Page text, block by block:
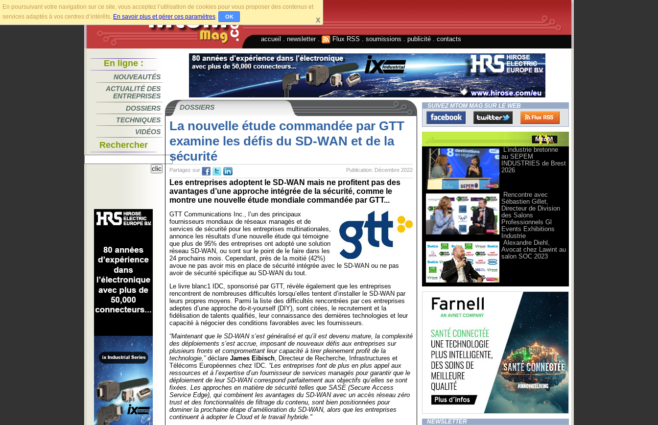
En poursuivant votre navigation sur ce site, vous acceptez l’utilisation de cookies pour vous proposer des contenus et
services adaptés à vos centres d’intérêts. En savoir plus et gérer ces paramètres. OK X
accueil newsletter. Flux RSS soumissions publicité contacts
En ligne :
NOUVEAUTÉS
ACTUALITÉ DES
ENTREPRISES
DOSSIERS
TECHNIQUES
VIDÉOS
Rechercher
DOSSIERS
La nouvelle étude commandée par GTT
examine les défis du SD-WAN et de la
sécurité
Publication: Décembre 2022
Partagez sur
Les entreprises adoptent le SD-WAN mais ne profitent pas des
avantages d’une approche intégrée de la sécurité, comme le
montre une nouvelle étude mondiale commandée par GTT...
GTT Communications Inc., l’un des principaux
fournisseurs mondiaux de réseaux managés et de
services de sécurité pour les entreprises multinationales,
annonce les résultats d’une nouvelle étude qui témoigne
que plus de 95% des entreprises ont adopté une solution
réseau SD-WAN, ou sont sur le point de le faire dans les
24 prochains mois. Cependant, près de la moitié (42%)
avoue ne pas avoir mis en place de sécurité intégrée avec le SD-WAN ou ne pas
avoir de sécurité spécifique au SD-WAN du tout.
Le livre blanc1 IDC, sponsorisé par GTT, révèle également que les entreprises
rencontrent de nombreuses difficultés lorsqu’elles tentent d’installer le SD-WAN par
leurs propres moyens. Parmi la liste des difficultés rencontrées par ces entreprises
adeptes d’une approche do-it-yourself (DIY), sont citées, le recrutement et la
fidélisation de talents qualifiés, leur connaissance des dernières technologies et leur
capacité à négocier des conditions favorables avec les fournisseurs.
“Maintenant que le SD-WAN s’est généralisé et qu’il est devenu mature, la complexité
des déploiements s’est accrue, imposant de nouveaux défis aux entreprises sur
plusieurs fronts et compromettant leur capacité à tirer pleinement profit de la
technologie,”déclare James Eibisch, Directeur de Recherche, Infrastructures et
Télécoms Européennes chez IDC. “Les entreprises font de plus en plus appel aux
ressources et à l’expertise d’un fournisseur de services managés pour garantir que le
déploiement de leur SD-WAN correspond parfaitement aux objectifs qu’elles se sont
fixées. Les approches en matière de sécurité telles que SASE (Secure Access
Service Edge), qui combinent les avantages du SD-WAN avec un accès réseau zéro
trust et des fonctionnalités de filtrage du contenu, sont bien positionnées pour
dominer la prochaine étape d’amélioration du SD-WAN, alors que les entreprises
continuent à adopter le Cloud et le travail hybride."
SUIVEZ MTOM MAG SUR LE WEB
L’industrie bretonne
au SEPEM
INDUSTRIES de Brest
2026
Rencontre avec
Sébastien Gillet,
Directeur de Division
des Salons
Professionnels Gl
Events Exhibitions
Industrie
Alexandre Diehl,
Avocat chez Lawint au
salon SOC 2023
NEWSLETTER